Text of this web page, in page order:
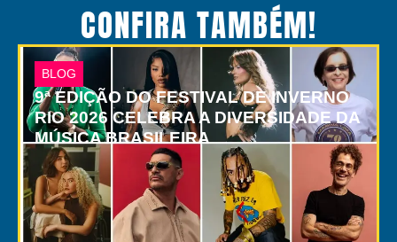
CONFIRA TAMBÉM!
BLOG
9ª EDIÇÃO DO FESTIVAL DE INVERNO
RIO 2026 CELEBRA A DIVERSIDADE DA
MÚSICA BRASILEIRA